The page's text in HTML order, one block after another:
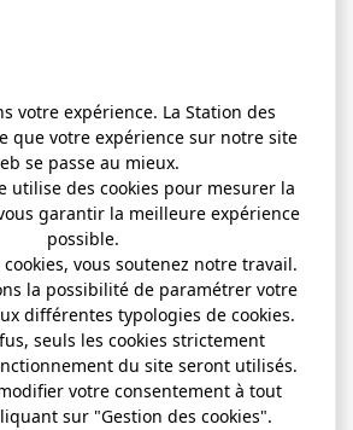
votre expérience. La Station des
que votre expérience sur notre site
se passe au mieux.
utilise des cookies pour mesurer la
garantir la meilleure expérience
possible.
vous soutenez notre travail.
la possibilité de paramétrer votre
différentes typologies de cookies.
seuls les cookies strictement
du site seront utilisés.
votre consentement à tout
sur "Gestion des cookies".